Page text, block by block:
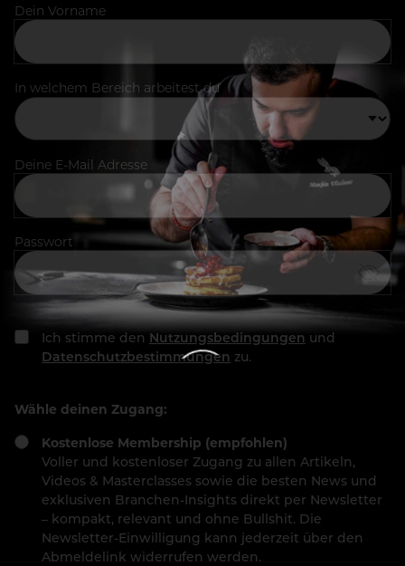
Dein Vorname
In welchem Bereich arbeitest du
Deine E-Mail Adresse
Passwort
Ich stimme den Nutzungsbedingungen und
Datenschutzbestimmungen zu.
Wähle deinen Zugang:
Kostenlose Membership (empfohlen)
Voller und kostenloser Zugang zu allen Artikeln,
Videos & Masterclasses sowie die besten News und
exklusiven Branchen-Insights direkt per Newsletter
– kompakt, relevant und ohne Bullshit. Die
Newsletter-Einwilligung kann jederzeit über den
Abmeldelink widerrufen werden.